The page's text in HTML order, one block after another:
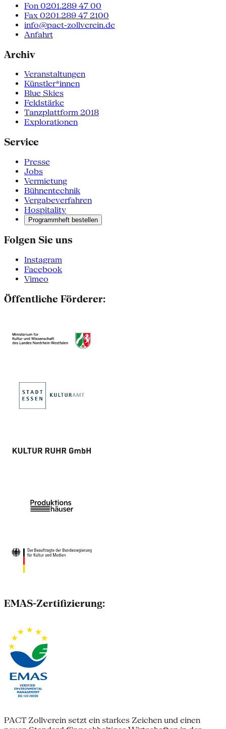
Fon 0201.289 47 00
Fax 0201.289 47 2100
info@pact-zollverein.de
Anfahrt
Archiv
Veranstaltungen
Künstler*innen
Blue Skies
Feldstärke
Tanzplattform 2018
Explorationen
Service
Presse
Jobs
Vermietung
Bühnentechnik
Vergabeverfahren
Hospitality
Programmheft bestellen
Folgen Sie uns
Instagram
Facebook
Vimeo
Öffentliche Förderer:
EMAS-Zertifizierung:
PACT Zollverein setzt ein starkes Zeichen und einen